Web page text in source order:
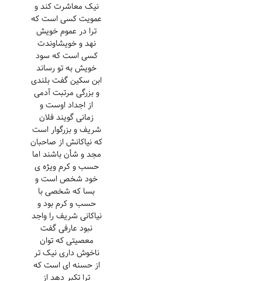
نیک معاشرت کند و
عمویت کسی است که
ترا در عموم خویش
نهد و خویشاوندت
کسی است که سود
خویش به تو رساند
ابن سکین گفت بلندی
و بزرگی مرتبت آدمی
از اجداد اوست و
زمانی گویند فلان
شریف و بزرگوار است
که نیاکانش از صاحبان
مجد و شأن باشند اما
حسب و کرم ویژه ی
خود شخص است و
بسا که شخصی با
حسب و کرم بود و
نیاکانی شریف را واجد
نبود عارفی گفت
معصیتی که توان
ناخوش داری نیک تر
از حسنه ای است که
ترا تکبر دهد از